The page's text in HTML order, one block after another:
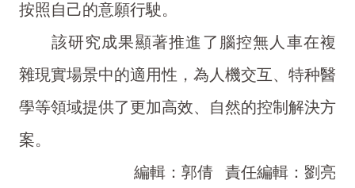
按照自己的意願行駛。
該研究成果顯著推進了腦控無人車在複
雜現實場景中的適用性，為人機交互、特种醫
學等領域提供了更加高效、自然的控制解決方
案。
編輯：郭倩
責任編輯：劉亮